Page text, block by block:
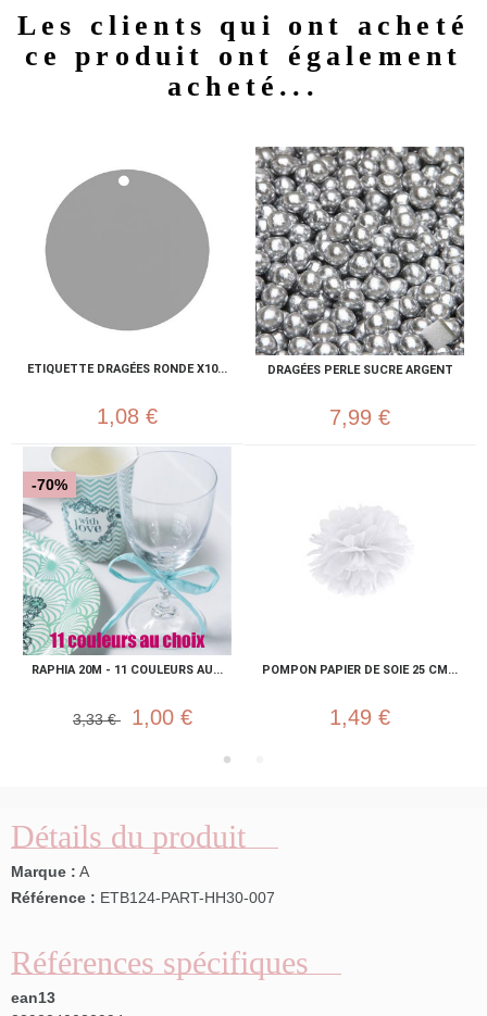
Les clients qui ont acheté
ce produit ont également
acheté...
ETIQUETTE DRAGÉES RONDE X10...
1,08 €
DRAGÉES PERLE SUCRE ARGENT
7,99 €
RAPHIA 20M - 11 COULEURS AU...
-70%
3,33 € 1,00 €
POMPON PAPIER DE SOIE 25 CM...
1,49 €
Détails du produit
Marque : A
Référence : ETB124-PART-HH30-007
Références spécifiques
ean13